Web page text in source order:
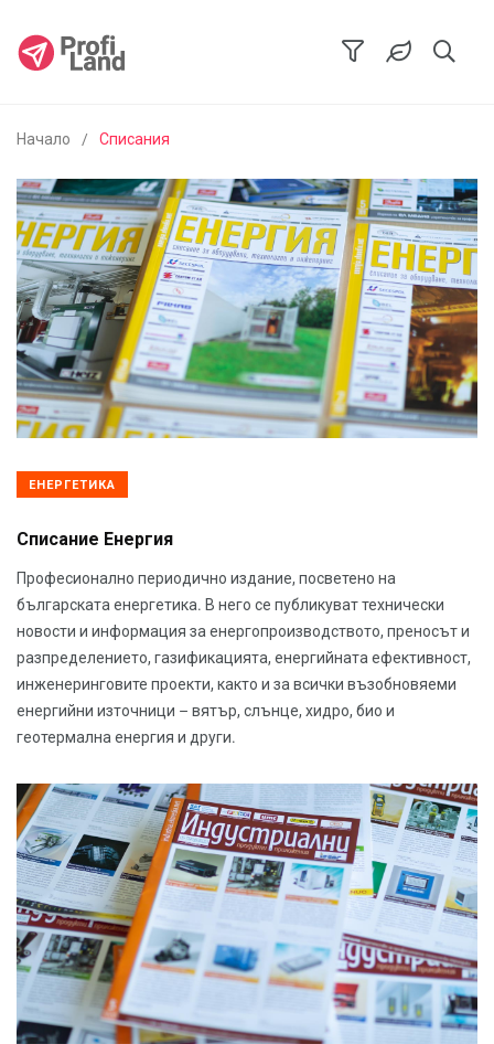
Начало Списания
ЕНЕРГЕТИКА
Списание Енергия
Професионално периодично издание, посветено на
българската енергетика. В него се публикуват технически
новости и информация за енергопроизводството, преносът и
разпределението, газификацията, енергийната ефективност,
инженеринговите проекти, както и за всички възобновяеми
енергийни източници – вятър, слънце, хидро, био и
геотермална енергия и други.